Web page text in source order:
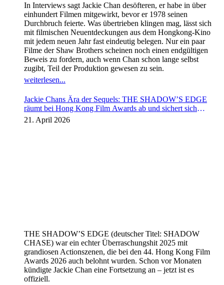
In Interviews sagt Jackie Chan desöfteren, er habe in über
einhundert Filmen mitgewirkt, bevor er 1978 seinen
Durchbruch feierte. Was übertrieben klingen mag, lässt sich
mit filmischen Neuentdeckungen aus dem Hongkong-Kino
mit jedem neuen Jahr fast eindeutig belegen. Nur ein paar
Filme der Shaw Brothers scheinen noch einen endgültigen
Beweis zu fordern, auch wenn Chan schon lange selbst
zugibt, Teil der Produktion gewesen zu sein.
weiterlesen...
Jackie Chans Ära der Sequels: THE SHADOW’S EDGE
räumt bei Hong Kong Film Awards ab und sichert sich
Fortsetzung
21. April 2026
THE SHADOW’S EDGE (deutscher Titel: SHADOW
CHASE) war ein echter Überraschungshit 2025 mit
grandiosen Actionszenen, die bei den 44. Hong Kong Film
Awards 2026 auch belohnt wurden. Schon vor Monaten
kündigte Jackie Chan eine Fortsetzung an – jetzt ist es
offiziell.